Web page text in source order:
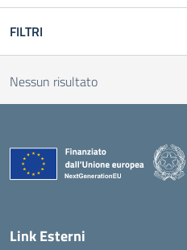
FILTRI
Nessun risultato
Link Esterni